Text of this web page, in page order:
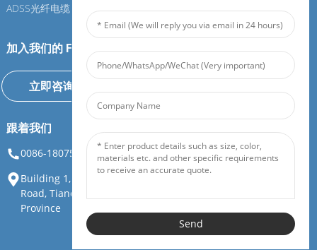
ADSS光纤电缆
ADSS光纤电缆
加入我们的 Feiboer
立即咨询
跟着我们
0086-18075108880
info@feiboer.com.cn
Building 1, Zhongjianbaobao Mansion, No. 30, Lianhu 3rd
Road, Tianding Street, Yuelu District, Changsha City, Hunan
Province
Send